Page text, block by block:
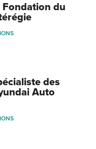
Fondation du
des
Auto